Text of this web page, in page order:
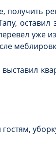
получить
оставил
уже